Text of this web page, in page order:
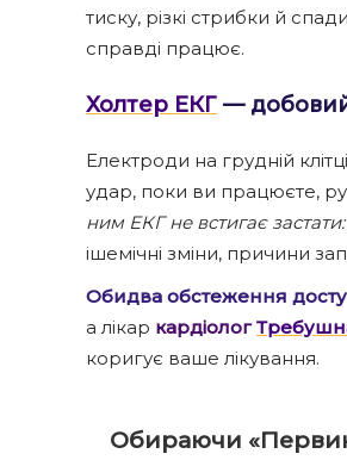
тиску, різкі стрибки й
справді працює.
Холтер ЕКГ —
Електроди на грудній
удар, поки ви працюєте,
ним ЕКГ не встигає застати:
ішемічні зміни, причини
Обидва обстеження
а лікар кардіолог
коригує ваше лікування.
Обираючи